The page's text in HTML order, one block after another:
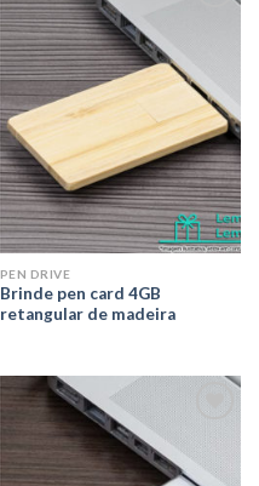
desejos
PEN DRIVE
Brinde pen card 4GB
retangular de madeira
Adicionar
aos meus
desejos